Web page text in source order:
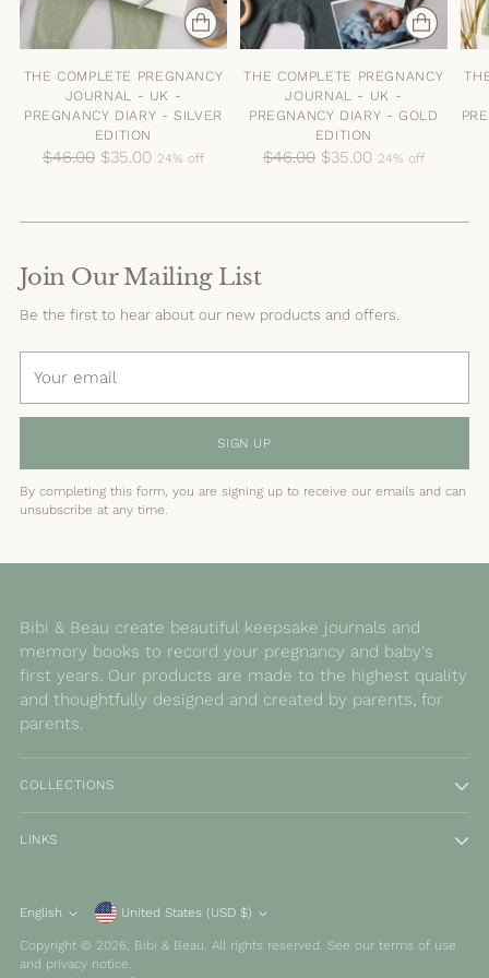
THE COMPLETE PREGNANCY
JOURNAL - UK -
PREGNANCY DIARY - SILVER
EDITION
Regular
$46.00 $35.00 24% off
THE COMPLETE PREGNANCY
JOURNAL - UK -
PREGNANCY DIARY - GOLD
EDITION
Regular
$46.00 $35.00 24% off
Join Our Mailing List
Be the first to hear about our new products and offers.
email
SIGN UP
By completing this form, you are signing up to receive our emails and can
unsubscribe at any time.
Bibi & Beau create beautiful keepsake journals and
memory books to record your pregnancy and baby's
first years. Our products are made to the highest quality
and thoughtfully designed and created by parents, for
parents.
COLLECTIONS
LINKS
Language
English Currency United States (USD $)
Copyright © 2026, Bibi & Beau. All rights reserved. See our terms of use
and privacy notice.